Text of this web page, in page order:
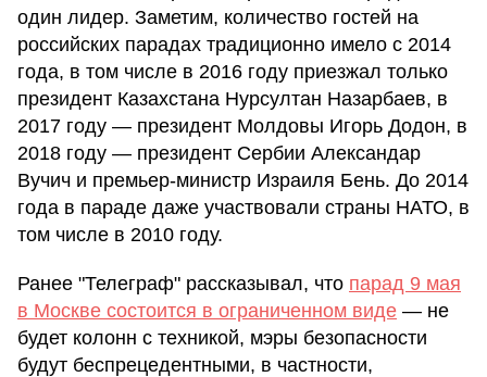
один лидер. Заметим, количество гостей на
российских парадах традиционно имело с 2014
года, в том числе в 2016 году приезжал только
президент Казахстана Нурсултан Назарбаев, в
2017 году — президент Молдовы Игорь Додон, в
2018 году — президент Сербии Александар
Вучич и премьер-министр Израиля Бень. До 2014
года в параде даже участвовали страны НАТО, в
том числе в 2010 году.
Ранее "Телеграф" рассказывал, что парад 9 мая
в Москве состоится в ограниченном виде — не
будет колонн с техникой, мэры безопасности
будут беспрецедентными, в частности,